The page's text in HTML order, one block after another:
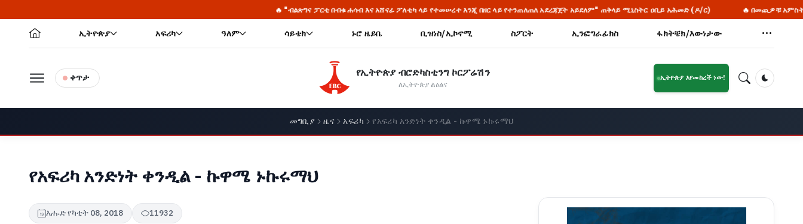
🔥 "ብልጽግና ፓርቲ በብቁ ሐሳብ እና አሸናፊ ፖለቲካ ላይ የተመሠረተ እንጂ በዘር ላይ የተንጠለጠለ አደረጃጀት አይደለም" ጠቅላይ ሚኒስትር ዐቢይ አሕመድ (ዶ/ር) 🔥 በመጪዎቹ አምስት ዓመታት የምግብ ዋስትና አጀንዳ እንዳይሆን
ኢትዮጵያ አፍሪካ ዓለም ሳይቴክ ኑሮ ዜይቤ ቢዝነስ/ኢኮኖሚ ስፖርት ኢንፎግራፊክስ ፋክትቼክ/እውነታው
ቀጥታ የኢትዮጵያ ብሮድካስቲንግ ኮርፖሬሽን
ለኢትዮጵያ ልዕልና
ኢትዮጵያ እየመከረች ነው!
Dark
መግቢያ ዜና አፍሪካ የአፍሪካ አንድነት ቀንዲል - ኩዋሜ ኑኩሩማህ
የአፍሪካ አንድነት ቀንዲል - ኩዋሜ ኑኩሩማህ
እሑድ የካቲት 08, 2018 11932